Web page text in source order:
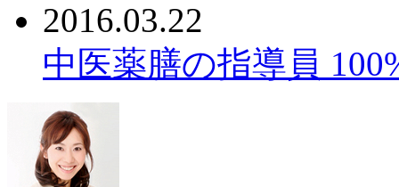
2016.03.22
中医薬膳の指導員